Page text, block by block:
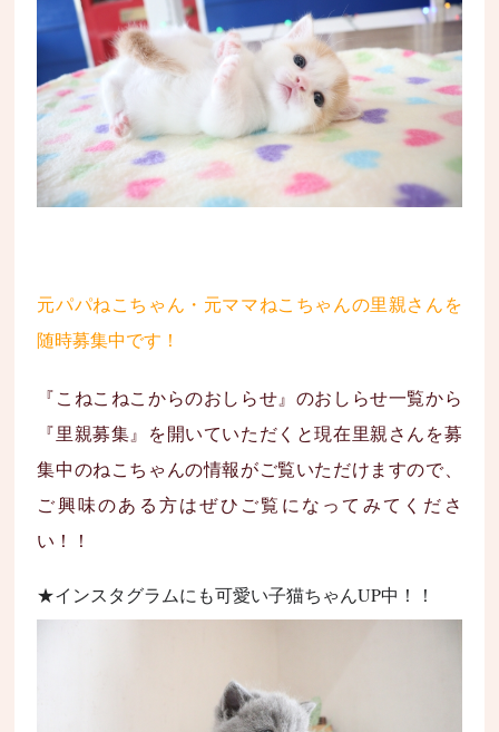
元パパねこちゃん・元ママねこちゃんの里親さんを
随時募集中です！
『こねこねこからのおしらせ』のおしらせ一覧から
『里親募集』を開いていただくと現在里親さんを募
集中のねこちゃんの情報がご覧いただけますので、
ご興味のある方はぜひご覧になってみてくださ
い！！
★インスタグラムにも可愛い子猫ちゃんUP中！！